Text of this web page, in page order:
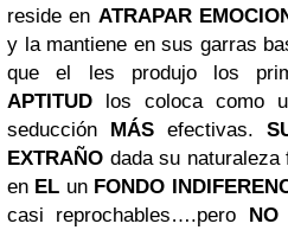
reside en ATRAPAR
y la mantiene en sus garras
que el les produjo los
APTITUD los coloca como
seducción MÁS efectivas.
EXTRAÑO dada su
en EL un FONDO
casi reprochables….pero NO